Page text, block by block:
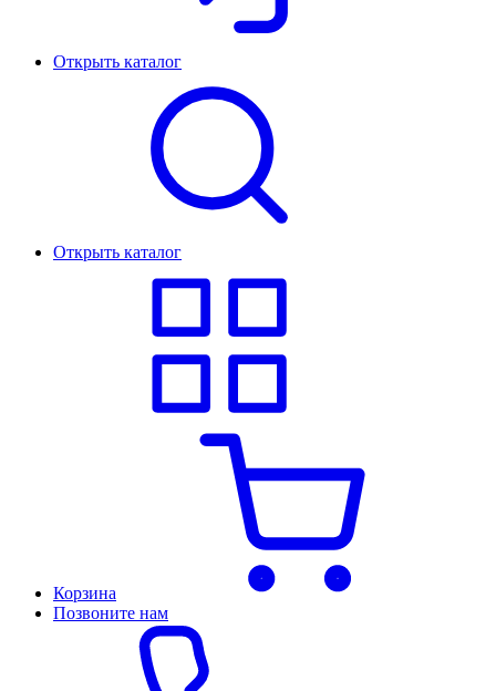
Открыть каталог
Открыть каталог
Корзина
Позвоните нам